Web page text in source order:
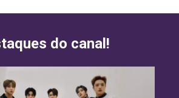
do canal!